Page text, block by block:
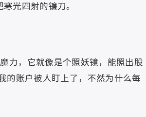
光四射的镰刀。
力，它就像是个照妖镜，能照出股
的账户被人盯上了，不然为什么每